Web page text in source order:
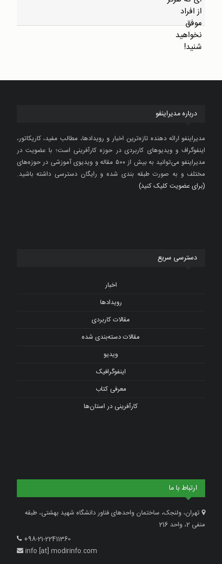
درباره مدیراینفو
مدیراینفو ارائه دهنده تازه‌ترین اخبار و رویدادها، مطالب مفید، کاریکاتور،
اینفوگراف و ویدیوهای کاربردی در حوزه کارآفرینی است؛ با عضویت در
مدیراینفو می‌توانید به بیش از ۵۰۰ مقاله و ویدیوی آموزشی در حوزه‌های
مختلف و به صورت طبقه بندی شده و رایگان دسترسی داشته باشید.
(برای عضویت کلیک کنید)
دسترسی سریع
اخبار
رویدادها
مقالات کاربردی
مقالات دسته‌بندی شده
ویدیو
اینفوگرافیک
معرفی کتاب
کارآفرینی در استان‌ها
ارتباط با ما
تهران، ولنجک، ساختمان واحدهای فناور دانشگاه شهید بهشتی، طبقه
منفی 2، واحد 216
+98-21-22411360
info [at] modirinfo.com